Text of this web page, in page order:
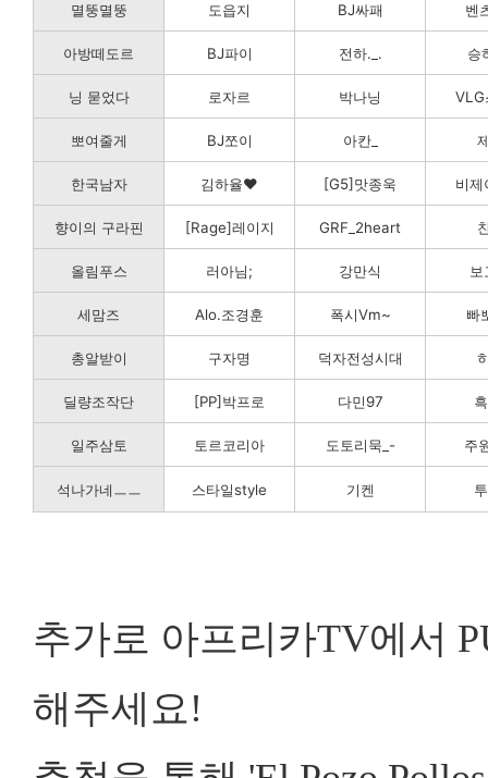
멸뚱멸뚱 도읍지 BJ싸패 벤
아방떼도르 BJ파이 전하._. 승
닝 묻었다 로자르 박나닝 VLG
뽀여줄게 BJ쪼이 아칸_
한국남자 김하율♥ [G5]맛종욱 비제
향이의 구라핀 [Rage]레이지 GRF_2heart
올림푸스 러아님; 강만식 보
세맘즈 Alo.조경훈 폭시Vm~ 빠
총알받이 구자명 덕자전성시대
딜량조작단 [PP]박프로 다민97
일주삼토 토르코리아 도토리묵_- 주
석나가네ㅡㅡ 스타일style 기켄
추가로 아프리카TV에서
해주세요!